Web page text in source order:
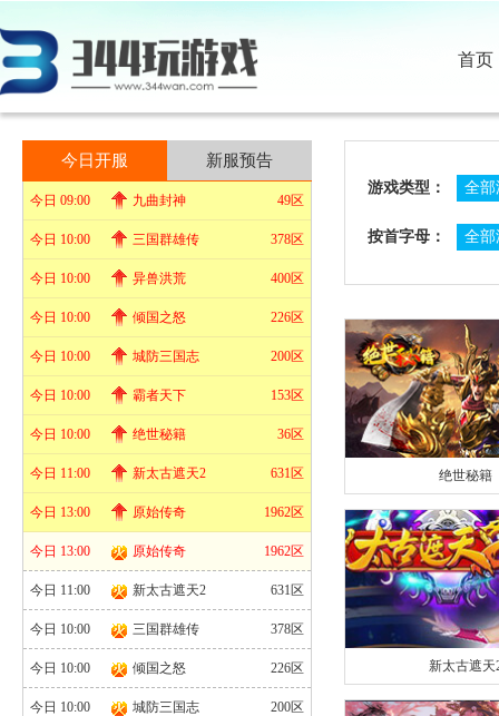
首页
今日开服 新服预告
今日 09:00 九曲封神 49区
今日 10:00 三国群雄传 378区
今日 10:00 异兽洪荒 400区
今日 10:00 倾国之怒 226区
今日 10:00 城防三国志 200区
今日 10:00 霸者天下 153区
今日 10:00 绝世秘籍 36区
今日 11:00 新太古遮天2 631区
今日 13:00 原始传奇 1962区
今日 13:00 原始传奇 1962区
今日 11:00 新太古遮天2 631区
今日 10:00 三国群雄传 378区
今日 10:00 倾国之怒 226区
今日 10:00 城防三国志 200区
游戏类型： 全部
按首字母： 全部
绝世秘籍
官网 | 礼包
新太古遮天
官网 | 礼包